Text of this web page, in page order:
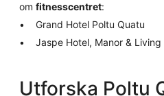
om fitnesscentret:
Grand Hotel Poltu Quatu
Jaspe Hotel, Manor & Living
Utforska Poltu